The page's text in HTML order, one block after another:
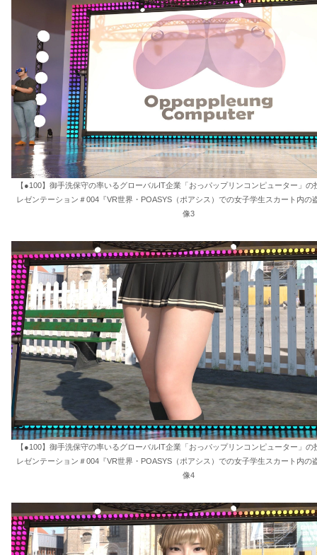
【●100】御手洗保守の率いるグローバルIT企業「おっパップリンコンピューター」の
レゼンテーション＃004『VR世界・POASYS（ポアシス）での女子学生スカート内の
像3
【●100】御手洗保守の率いるグローバルIT企業「おっパップリンコンピューター」の
レゼンテーション＃004『VR世界・POASYS（ポアシス）での女子学生スカート内の
像4